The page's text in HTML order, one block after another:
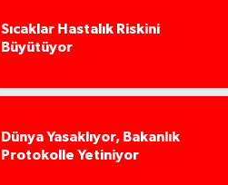
Sıcaklar Hastalık Riskini
Büyütüyor
Dünya Yasaklıyor, Bakanlık
Protokolle Yetiniyor